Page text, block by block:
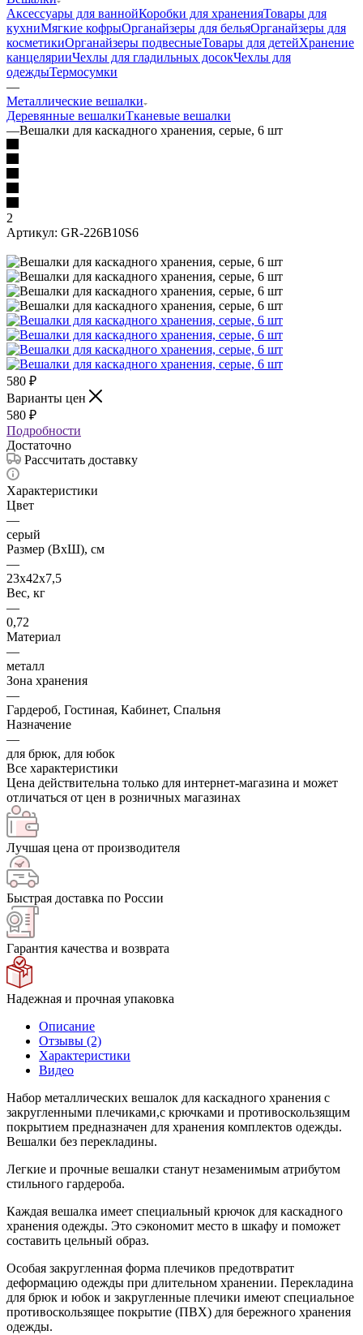
Аксессуары для ваннойКоробки для храненияТовары для
кухниМягкие кофрыОрганайзеры для бельяОрганайзеры для
косметикиОрганайзеры подвесныеТовары для детейХранение
канцелярииЧехлы для гладильных досокЧехлы для
одеждыТермосумки
—
Металлические вешалки
Деревянные вешалкиТканевые вешалки
—Вешалки для каскадного хранения, серые, 6 шт
2
Артикул: GR-226B10S6
580 ₽
Варианты цен
580 ₽
Подробности
Достаточно
Рассчитать доставку
Характеристики
Цвет
—
серый
Размер (ВхШ), см
—
23х42х7,5
Вес, кг
—
0,72
Материал
—
металл
Зона хранения
—
Гардероб, Гостиная, Кабинет, Спальня
Назначение
—
для брюк, для юбок
Все характеристики
Цена действительна только для интернет-магазина и может
отличаться от цен в розничных магазинах
Лучшая цена от производителя
Быстрая доставка по России
Гарантия качества и возврата
Надежная и прочная упаковка
Описание
Отзывы (2)
Характеристики
Видео
Набор металлических вешалок для каскадного хранения с
закругленными плечиками,с крючками и противоскользящим
покрытием предназначен для хранения комплектов одежды.
Вешалки без перекладины.
Легкие и прочные вешалки станут незаменимым атрибутом
стильного гардероба.
Каждая вешалка имеет специальный крючок для каскадного
хранения одежды. Это сэкономит место в шкафу и поможет
составить цельный образ.
Особая закругленная форма плечиков предотвратит
деформацию одежды при длительном хранении. Перекладина
для брюк и юбок и закругленные плечики имеют специальное
противоскользящее покрытие (ПВХ) для бережного хранения
одежды.